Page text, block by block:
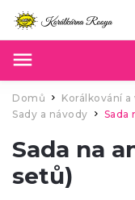
Domů / Korálkování
Sady a návody
Sada
Sada na
setů)